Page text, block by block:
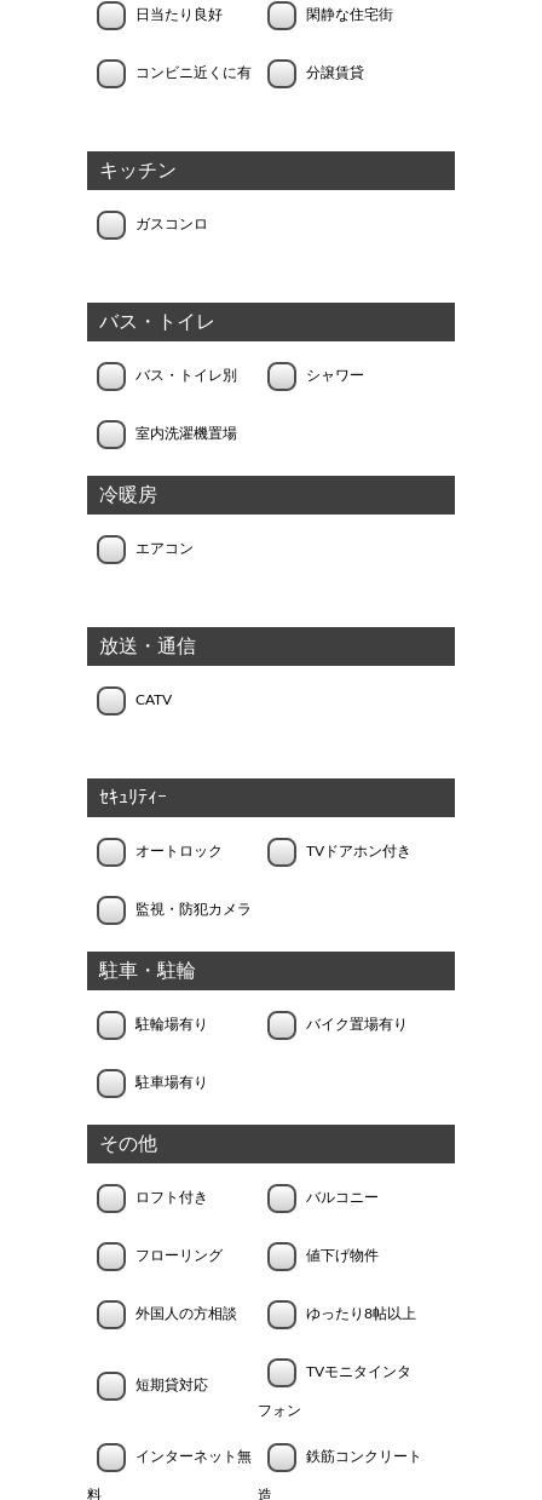
日当たり良好 閑静な住宅街
コンビニ近くに有 分譲賃貸
キッチン
ガスコンロ
バス・トイレ
バス・トイレ別 シャワー
室内洗濯機置場
冷暖房
エアコン
放送・通信
CATV
ｾｷｭﾘﾃｨｰ
オートロック TVドアホン付き
監視・防犯カメラ
駐車・駐輪
駐輪場有り バイク置場有り
駐車場有り
その他
ロフト付き バルコニー
フローリング 値下げ物件
外国人の方相談 ゆったり8帖以上
短期貸対応
TVモニタインタ
フォン
インターネット無
料
鉄筋コンクリート
造